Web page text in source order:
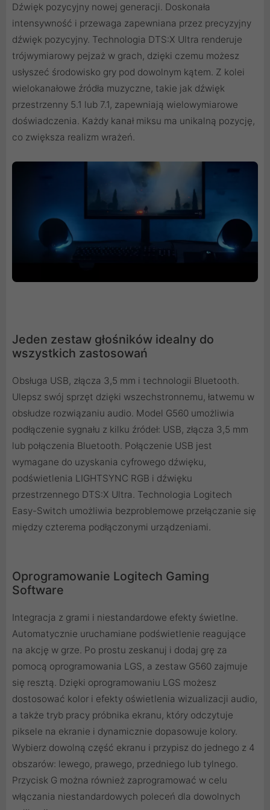
Dźwięk pozycyjny nowej generacji. Doskonała
intensywność i przewaga zapewniana przez precyzyjny
dźwięk pozycyjny. Technologia DTS:X Ultra renderuje
trójwymiarowy pejzaż w grach, dzięki czemu możesz
usłyszeć środowisko gry pod dowolnym kątem. Z kolei
wielokanałowe źródła muzyczne, takie jak dźwięk
przestrzenny 5.1 lub 7.1, zapewniają wielowymiarowe
doświadczenia. Każdy kanał miksu ma unikalną pozycję,
co zwiększa realizm wrażeń.
Jeden zestaw głośników idealny do
wszystkich zastosowań
Obsługa USB, złącza 3,5 mm i technologii Bluetooth.
Ulepsz swój sprzęt dzięki wszechstronnemu, łatwemu w
obsłudze rozwiązaniu audio. Model G560 umożliwia
podłączenie sygnału z kilku źródeł: USB, złącza 3,5 mm
lub połączenia Bluetooth. Połączenie USB jest
wymagane do uzyskania cyfrowego dźwięku,
podświetlenia LIGHTSYNC RGB i dźwięku
przestrzennego DTS:X Ultra. Technologia Logitech
Easy-Switch umożliwia bezproblemowe przełączanie się
między czterema podłączonymi urządzeniami.
Oprogramowanie Logitech Gaming
Software
Integracja z grami i niestandardowe efekty świetlne.
Automatycznie uruchamiane podświetlenie reagujące
na akcję w grze. Po prostu zeskanuj i dodaj grę za
pomocą oprogramowania LGS, a zestaw G560 zajmuje
się resztą. Dzięki oprogramowaniu LGS możesz
dostosować kolor i efekty oświetlenia wizualizacji audio,
a także tryb pracy próbnika ekranu, który odczytuje
piksele na ekranie i dynamicznie dopasowuje kolory.
Wybierz dowolną część ekranu i przypisz do jednego z 4
obszarów: lewego, prawego, przedniego lub tylnego.
Przycisk G można również zaprogramować w celu
włączania niestandardowych poleceń dla dowolnych